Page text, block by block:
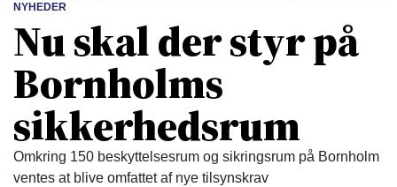
NYHEDER
Nu skal der styr på
Bornholms
sikkerhedsrum
Omkring 150 beskyttelsesrum og sikringsrum på Bornholm
ventes at blive omfattet af nye tilsynskrav